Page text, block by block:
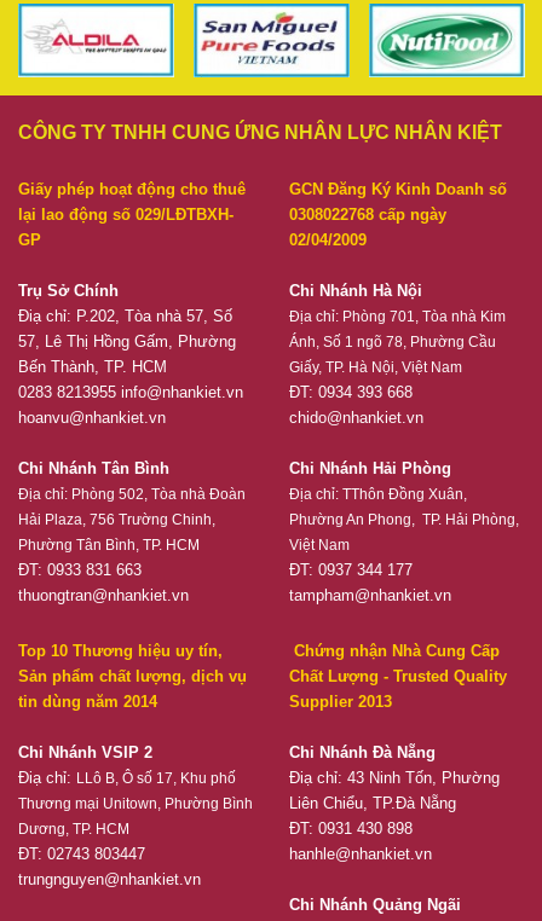
CÔNG TY TNHH CUNG ỨNG NHÂN LỰC NHÂN KIỆT
Giấy phép hoạt động cho thuê
lại lao động số 029/LĐTBXH-
GP
Trụ Sở Chính
Điạ chỉ: P.202, Tòa nhà 57, Số
57, Lê Thị Hồng Gấm, Phường
Bến Thành, TP. HCM
0283 8213955 info@nhankiet.vn
hoanvu@nhankiet.vn
Chi Nhánh Tân Bình
Địa chỉ: Phòng 502, Tòa nhà Đoàn
Hải Plaza, 756 Trường Chinh,
Phường Tân Bình, TP. HCM
ĐT: 0933 831 663
thuongtran@nhankiet.vn
GCN Đăng Ký Kinh Doanh số
0308022768 cấp ngày
02/04/2009
Chi Nhánh Hà Nội
Địa chỉ: Phòng 701, Tòa nhà Kim
Ánh, Số 1 ngõ 78, Phường Cầu
Giấy, TP. Hà Nội, Việt Nam
ĐT: 0934 393 668
chido@nhankiet.vn
Chi Nhánh Hải Phòng
Địa chỉ: TThôn Đồng Xuân,
Phường An Phong, TP. Hải Phòng,
Việt Nam
ĐT: 0937 344 177
tampham@nhankiet.vn
Top 10 Thương hiệu uy tín,
Sản phẩm chất lượng, dịch vụ
tin dùng năm 2014
Chi Nhánh VSIP 2
Điạ chỉ: LLô B, Ô số 17, Khu phố
Thương mại Unitown, Phường Bình
Dương, TP. HCM
ĐT: 02743 803447
trungnguyen@nhankiet.vn
Chứng nhận Nhà Cung Cấp
Chất Lượng - Trusted Quality
Supplier 2013
Chi Nhánh Đà Nẵng
Điạ chỉ: 43 Ninh Tốn, Phường
Liên Chiểu, TP.Đà Nẵng
ĐT: 0931 430 898
hanhle@nhankiet.vn
Chi Nhánh Quảng Ngãi